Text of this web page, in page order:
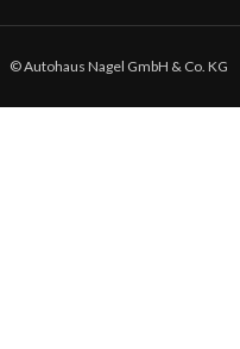
© Autohaus Nagel GmbH & Co. KG